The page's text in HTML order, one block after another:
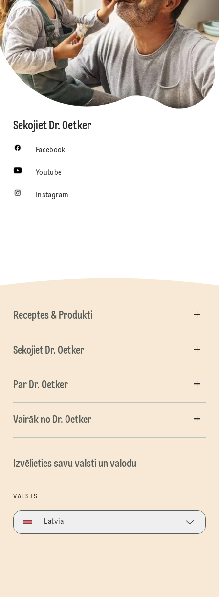
Sekojiet Dr. Oetker
Facebook
Youtube
Instagram
Receptes & Produkti
Sekojiet Dr. Oetker
Par Dr. Oetker
Vairāk no Dr. Oetker
Izvēlieties savu valsti un valodu
VALSTS
Latvia